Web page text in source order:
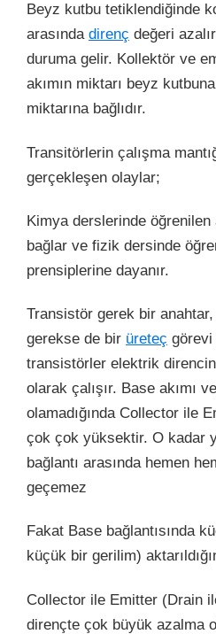
Beyz kutbu tetiklendiğinde
arasında direnç değeri
duruma gelir. Kollektör ve
akımın miktarı beyz
miktarına bağlıdır.
Transitörlerin çalışma
gerçekleşen olaylar;
Kimya derslerinde öğrenilen
bağlar ve fizik dersinde
prensiplerine dayanır.
Transistör gerek bir
gerekse de bir üreteç görevi
transistörler elektrik
olarak çalışır. Base akımı
olamadığında Collector ile
çok çok yüksektir. O kadar
bağlantı arasında hemen
geçemez
Fakat Base bağlantısında
küçük bir gerilim)
Collector ile Emitter (Drain
dirençte çok büyük azalma